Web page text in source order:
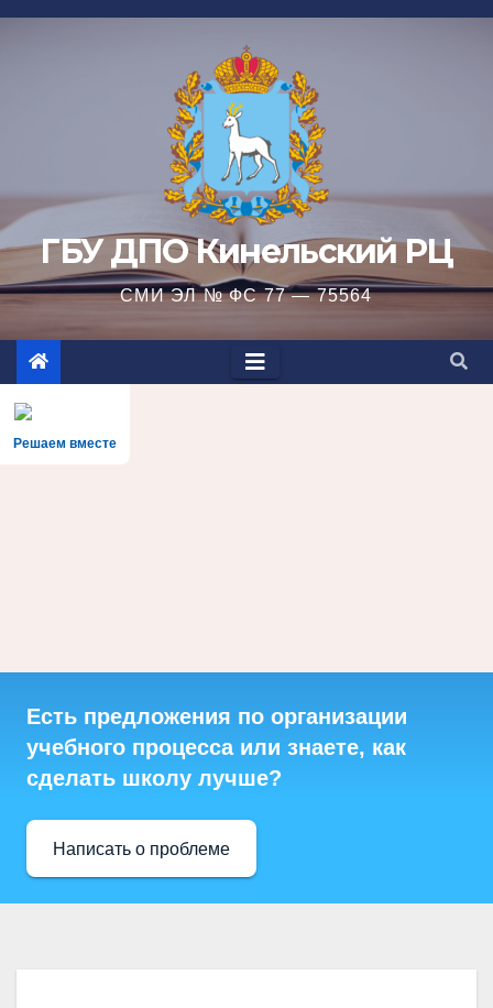
Перейти
ГБУ ДПО Кинельский РЦ
СМИ ЭЛ № ФС 77 — 75564
Решаем вместе
Есть предложения по организации
учебного процесса или знаете, как
сделать школу лучше?
Написать о проблеме